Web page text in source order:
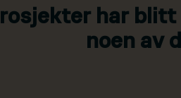
har
noen av